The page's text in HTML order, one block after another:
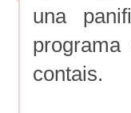
una
contais.